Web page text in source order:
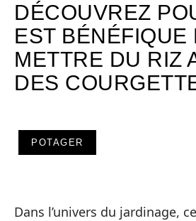
DÉCOUVREZ
EST BÉNÉFIQUE
METTRE DU RIZ
DES
POTAGER
Dans l’univers du jardinage,